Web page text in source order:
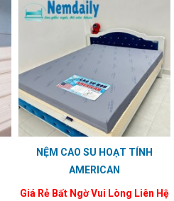
NỆM CAO SU HOẠT TÍNH
AMERICAN
Giá Rẻ Bất Ngờ Vui Lòng Liên Hệ